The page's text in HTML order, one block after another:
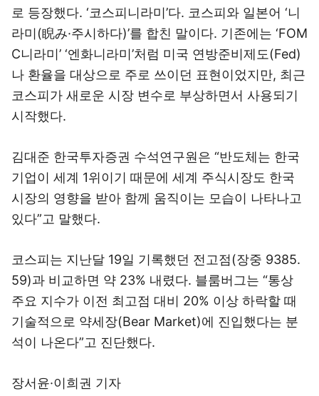
로 등장했다. ‘코스피니라미’다. 코스피와 일본어 ‘니
라미(睨み·주시하다)’를 합친 말이다. 기존에는 ‘FOM
C니라미’ ‘엔화니라미’처럼 미국 연방준비제도(Fed)
나 환율을 대상으로 주로 쓰이던 표현이었지만, 최근
코스피가 새로운 시장 변수로 부상하면서 사용되기
시작했다.
김대준 한국투자증권 수석연구원은 “반도체는 한국
기업이 세계 1위이기 때문에 세계 주식시장도 한국
시장의 영향을 받아 함께 움직이는 모습이 나타나고
있다”고 말했다.
코스피는 지난달 19일 기록했던 전고점(장중 9385.
59)과 비교하면 약 23% 내렸다. 블룸버그는 “통상
주요 지수가 이전 최고점 대비 20% 이상 하락할 때
기술적으로 약세장(Bear Market)에 진입했다는 분
석이 나온다”고 진단했다.
장서윤·이희권 기자